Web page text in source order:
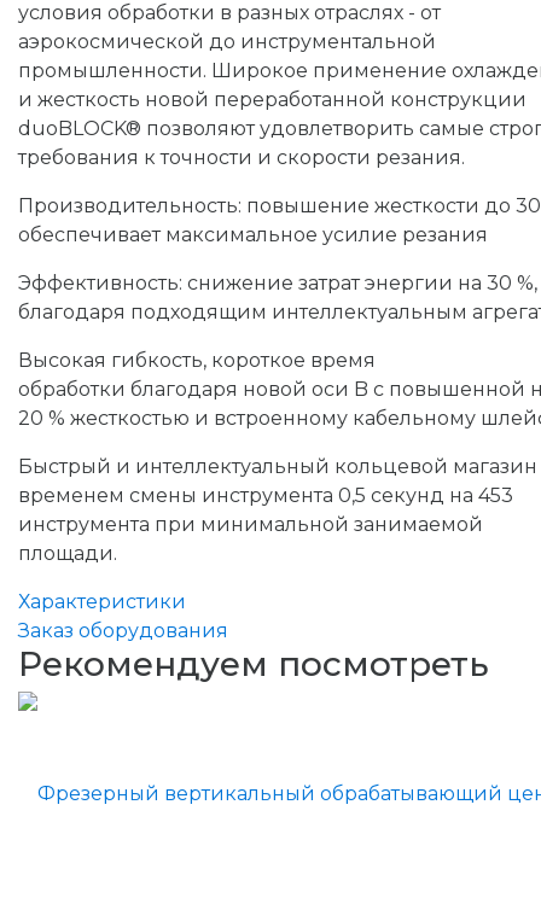
условия обработки в разных отраслях - от
аэрокосмической до инструментальной
промышленности. Широкое применение
и жесткость новой переработанной конструкции
duoBLOCK® позволяют удовлетворить самые
требования к точности и скорости резания.
Производительность: повышение жесткости до
обеспечивает максимальное усилие резания
Эффективность: снижение затрат энергии на 30 %,
благодаря подходящим интеллектуальным
Высокая гибкость, короткое время
обработки благодаря новой оси B с повышенной
20 % жесткостью и встроенному кабельному
Быстрый и интеллектуальный кольцевой магазин
временем смены инструмента 0,5 секунд на 453
инструмента при минимальной занимаемой
площади.
Характеристики
Заказ оборудования
Рекомендуем посмотреть